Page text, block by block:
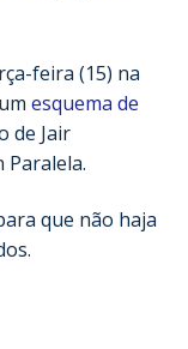
feira (15) na
esquema de
de Jair
Paralela.
que não haja